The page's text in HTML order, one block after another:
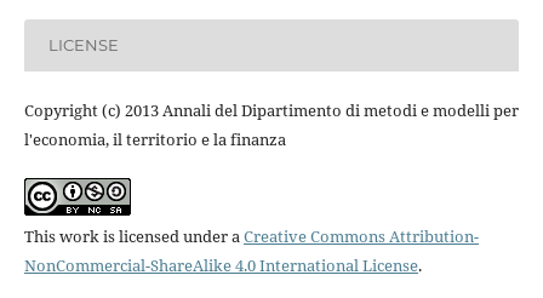
LICENSE
Copyright (c) 2013 Annali del Dipartimento di metodi e modelli per
l'economia, il territorio e la finanza
This work is licensed under a Creative Commons Attribution-
NonCommercial-ShareAlike 4.0 International License.